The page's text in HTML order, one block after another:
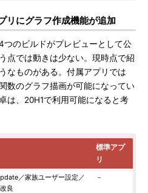
リにグラフ作成機能が追加
のビルドがプレビューとして公
点では動きは少ない。現時点で紹
なものがある。付属アプリでは
数のグラフ描画が可能になってい
は、20H1で利用可能になると考
標準アプ
リ
／家族ユーザー設定／
良
－